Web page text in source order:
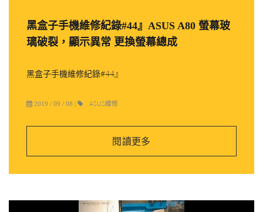
黑盒子手機維修紀錄#44』ASUS A80 螢幕玻
璃破裂，顯示異常 更換螢幕總成
黑盒子手機維修紀錄#44』
2019 / 09 / 08 | ASUS維修
閱讀更多